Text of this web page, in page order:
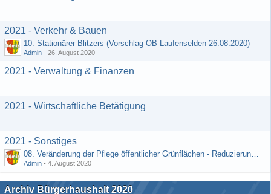
2021 - Verkehr & Bauen
10. Stationärer Blitzers (Vorschlag OB Laufenselden 26.08.2020)
Admin - 26. August 2020
2021 - Verwaltung & Finanzen
2021 - Wirtschaftliche Betätigung
2021 - Sonstiges
08. Veränderung der Pflege öffentlicher Grünflächen - Reduzierung der Kosten (Schriftlicher Vorschlag von Hr. Rädiker vom 24.07.2020)
Admin - 4. August 2020
Archiv Bürgerhaushalt 2020